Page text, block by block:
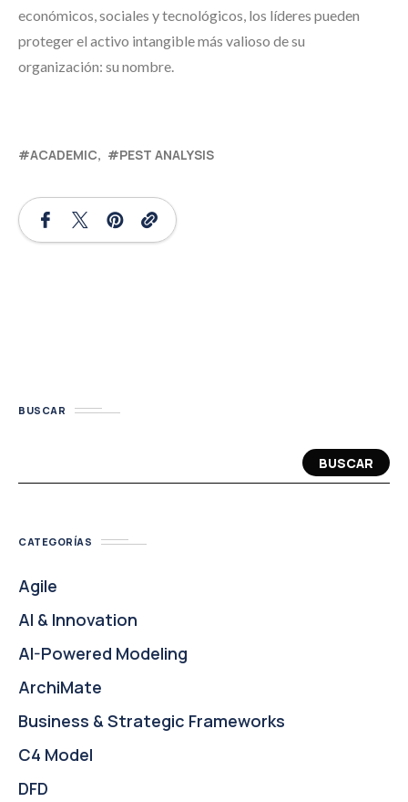
económicos, sociales y tecnológicos, los líderes pueden
proteger el activo intangible más valioso de su
organización: su nombre.
ACADEMIC PEST ANALYSIS
BUSCAR
BUSCAR
CATEGORÍAS
Agile
AI & Innovation
AI-Powered Modeling
ArchiMate
Business & Strategic Frameworks
C4 Model
DFD